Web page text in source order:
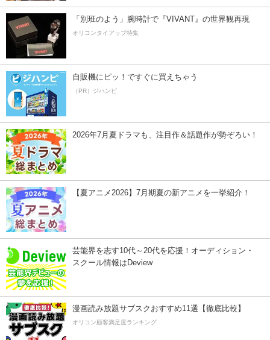
「別班のよう」腕時計で『VIVANT』の世界観再現
オリコンタイアップ特集
自販機にピッ！ですぐに買えちゃう
（PR）ジハンピ
2026年7月夏ドラマも、注目作＆話題作が勢ぞろい！
【夏アニメ2026】7月期夏の新アニメを一挙紹介！
芸能界を志す10代～20代を応援！オーディション・
スクール情報はDeview
漫画読み放題サブスクおすすめ11選【徹底比較】
オリコン顧客満足度ランキング